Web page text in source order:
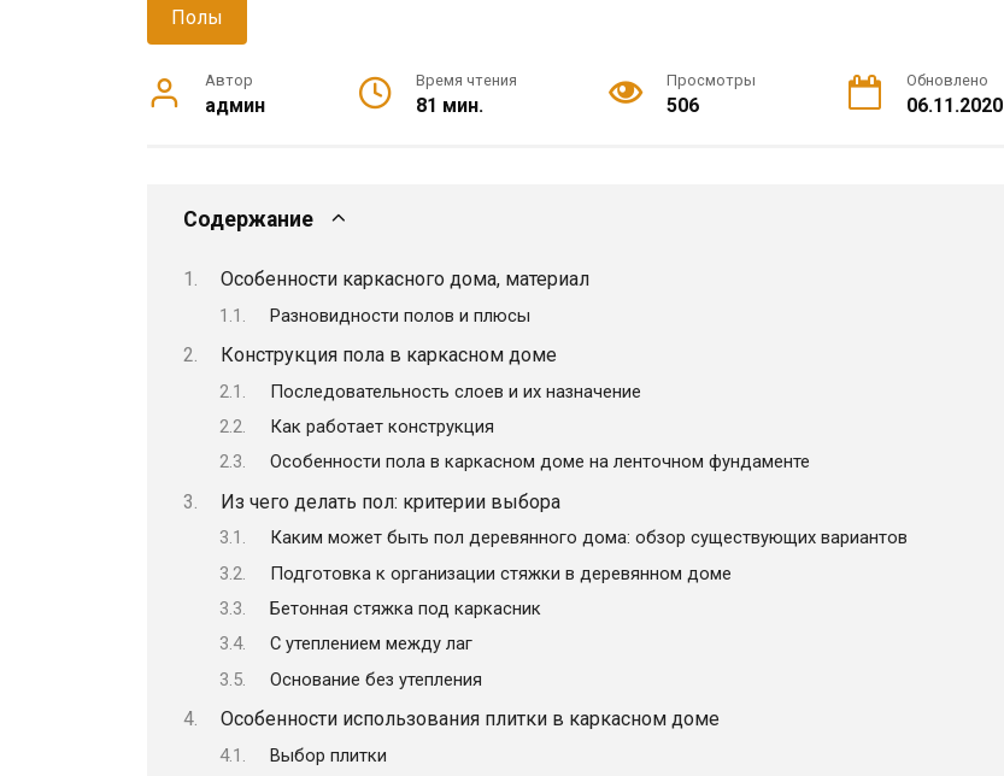
Полы
Автор
админ
Время чтения
81 мин.
Просмотры
506
Обновлено
06.11.2020
Содержание
Особенности каркасного дома, материал
Разновидности полов и плюсы
Конструкция пола в каркасном доме
Последовательность слоев и их назначение
Как работает конструкция
Особенности пола в каркасном доме на ленточном фундаменте
Из чего делать пол: критерии выбора
Каким может быть пол деревянного дома: обзор существующих вариантов
Подготовка к организации стяжки в деревянном доме
Бетонная стяжка под каркасник
С утеплением между лаг
Основание без утепления
Особенности использования плитки в каркасном доме
Выбор плитки